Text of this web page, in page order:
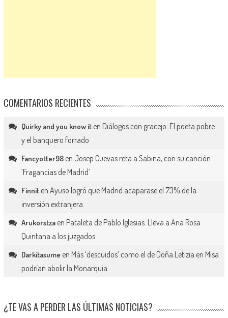
COMENTARIOS RECIENTES
Quirky and you know iten Diálogos con gracejo: El poeta pobre
y el banquero forrado
Fancyotter98en Josep Cuevas reta a Sabina, con su canción
‘Fragancias de Madrid’
Finniten Ayuso logró que Madrid acaparase el 73% de la
inversión extranjera
Arukorstzaen Pataleta de Pablo Iglesias: Lleva a Ana Rosa
Quintana a los juzgados
Darkitasume en Más ‘descuidos’ como el de Doña Letizia en Misa
podrían abolir la Monarquía
¿TE VAS A PERDER LAS ÚLTIMAS NOTICIAS?